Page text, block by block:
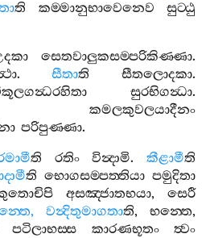
ති කම‍්මානුභාවෙනෙව
සුට‍්ඨු
සෙතවාලුකසම‍්පරිකිණ‍්ණා.
.සීතාති සීතලොදකා.
සුරභිගන්‍ධා.
කමලකුවලයාදීනං
පරිපුණ‍්ණා.
ති රතිං වින්‍දාමි. කීළාමීති
ති භොගසම‍්පත‍්තියා පමුදිතා
අසඤ‍්ජාතභයා, සෙරී
,වන්‍දිතුමාගතාති,භන‍්තෙ,
පටිලාභස‍්ස කාරණභූතං
ත්‍වං